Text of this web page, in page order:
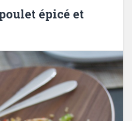
épicé et